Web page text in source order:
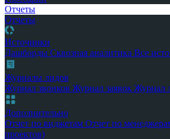
Отчеты
Отчеты
Источники
Дашборды Сквозная аналитика Все
Журналы лидов
Журнал звонков Журнал заявок Журнал
Дополнительно
Отчет по виджетам Отчет по
проектов)